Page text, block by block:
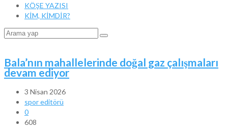
KÖŞE YAZISI
KİM, KİMDİR?
Bala’nın mahallelerinde doğal gaz çalışmaları
devam ediyor
3 Nisan 2026
spor editörü
0
608